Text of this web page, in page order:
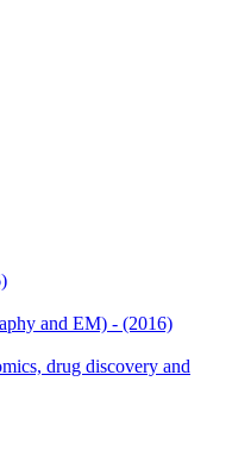
and EM) - (2016)
drug discovery and